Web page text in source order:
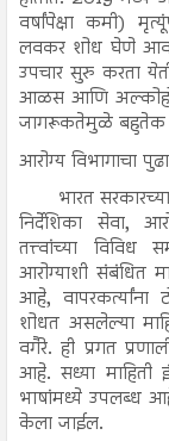
वर्षांपेक्षा कमी)
लवकर शोध घेणे
उपचार सुरु करता
आळस आणि
जागरूकतेमुळे बहुतेक
आरोग्य विभागाचा
भारत
निर्देशिका सेवा,
तत्त्वांच्या विविध
आरोग्याशी संबंधित
आहे,
शोधत असलेल्या
वगैरे. ही प्रगत
आहे. सध्या माहिती
भाषांमध्ये उपलब्ध
केला जाईल.